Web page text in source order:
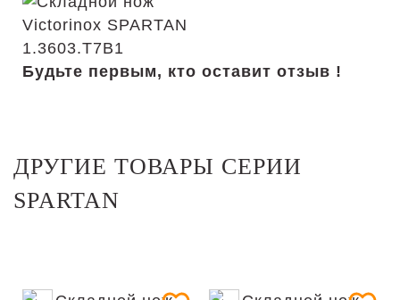
Будьте первым, кто оставит отзыв !
ДРУГИЕ ТОВАРЫ СЕРИИ
SPARTAN